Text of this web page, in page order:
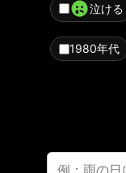
泣ける
1980年代